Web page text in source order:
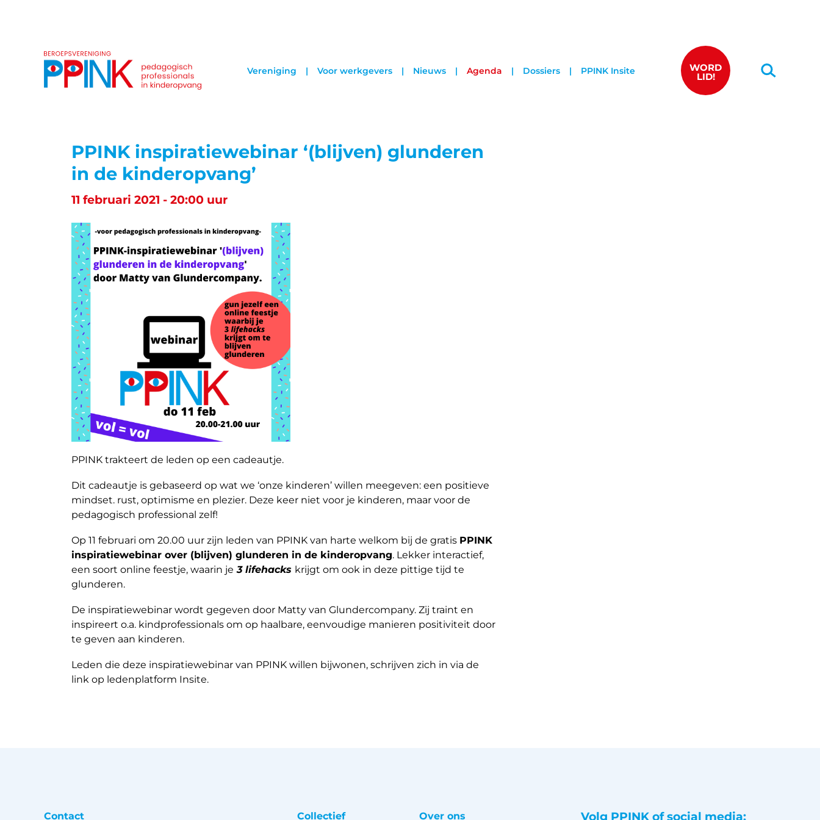
Vereniging Voor werkgevers Nieuws Agenda Dossiers PPINK Insite WORD
LID!
PPINK inspiratiewebinar ‘(blijven) glunderen
in de kinderopvang’
11 februari 2021 - 20:00 uur
PPINK trakteert de leden op een cadeautje.
Dit cadeautje is gebaseerd op wat we ‘onze kinderen’ willen meegeven: een positieve
mindset. rust, optimisme en plezier. Deze keer niet voor je kinderen, maar voor de
pedagogisch professional zelf!
Op 11 februari om 20.00 uur zijn leden van PPINK van harte welkom bij de gratis PPINK
inspiratiewebinar over (blijven) glunderen in de kinderopvang. Lekker interactief,
een soort online feestje, waarin je 3 lifehacks krijgt om ook in deze pittige tijd te
glunderen.
De inspiratiewebinar wordt gegeven door Matty van Glundercompany. Zij traint en
inspireert o.a. kindprofessionals om op haalbare, eenvoudige manieren positiviteit door
te geven aan kinderen.
Leden die deze inspiratiewebinar van PPINK willen bijwonen, schrijven zich in via de
link op ledenplatform Insite.
Contact Collectief Over ons Volg PPINK of social media: